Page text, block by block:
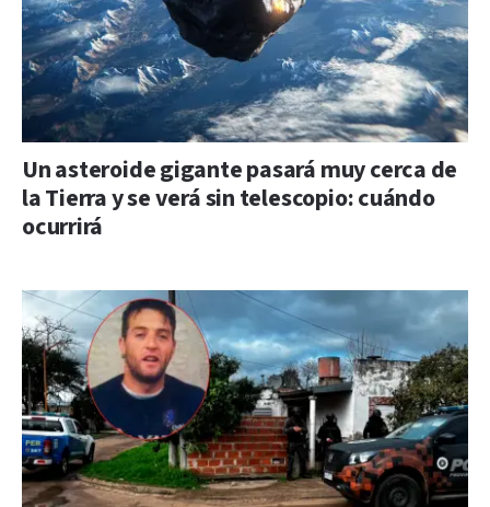
Un asteroide gigante pasará muy cerca de
la Tierra y se verá sin telescopio: cuándo
ocurrirá